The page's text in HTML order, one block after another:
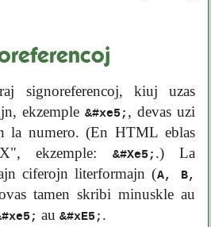
signoreferencoj, kiuj uzas
ekzemple &#xe5; , devas uzi
la numero. (En HTML eblas
ekzemple: &#Xe5; .) La
ciferojn literformajn (A, B,
tamen skribi minuskle au
au&#xE5; .